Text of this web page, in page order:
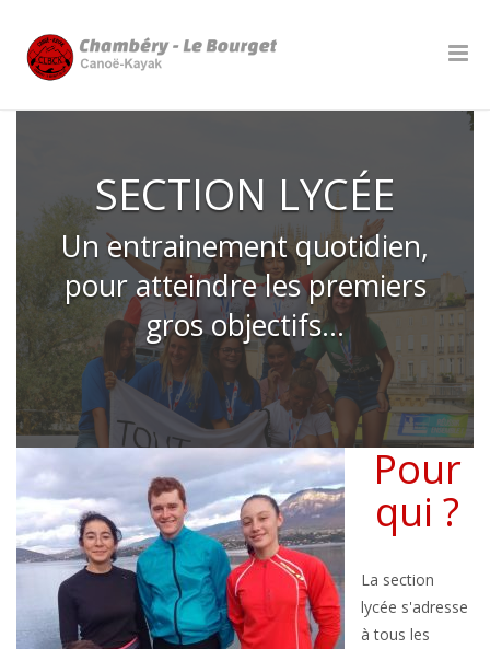
SECTION LYCÉE
Un entrainement quotidien,
pour atteindre les premiers
gros objectifs...
Pour
qui ?
La section
lycée s'adresse
à tous les